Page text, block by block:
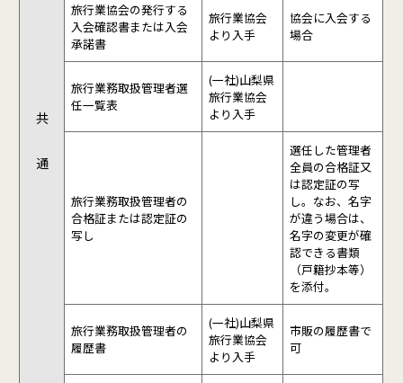
共
通
旅行業協会の発行する
入会確認書または入会
承諾書
旅行業協会
より入手
協会に入会する
場合
旅行業務取扱管理者選
任一覧表
(一社)山梨県
旅行業協会
より入手
旅行業務取扱管理者の
合格証または認定証の
写し
選任した管理者
全員の合格証又
は認定証の写
し。なお、名字
が違う場合は、
名字の変更が確
認できる書類
（戸籍抄本等）
を添付。
旅行業務取扱管理者の
履歴書
(一社)山梨県
旅行業協会
より入手
市販の履歴書で
可